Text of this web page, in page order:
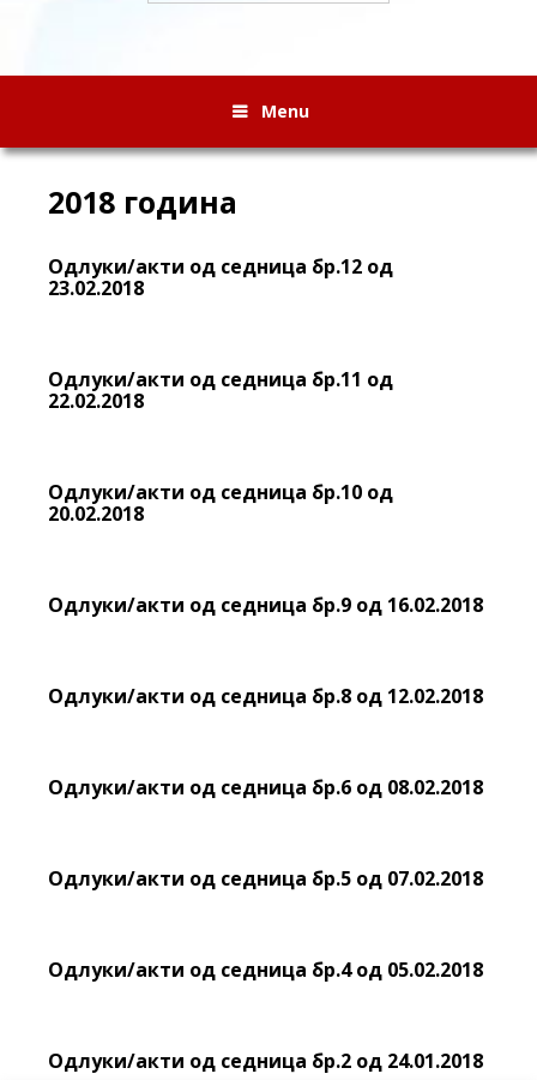
Menu
2018 година
Одлуки/акти од седница бр.12 од
23.02.2018
Одлуки/акти од седница бр.11 од
22.02.2018
Одлуки/акти од седница бр.10 од
20.02.2018
Одлуки/акти од седница бр.9 од 16.02.2018
Одлуки/акти од седница бр.8 од 12.02.2018
Одлуки/акти од седница бр.6 од 08.02.2018
Одлуки/акти од седница бр.5 од 07.02.2018
Одлуки/акти од седница бр.4 од 05.02.2018
Одлуки/акти од седница бр.2 од 24.01.2018